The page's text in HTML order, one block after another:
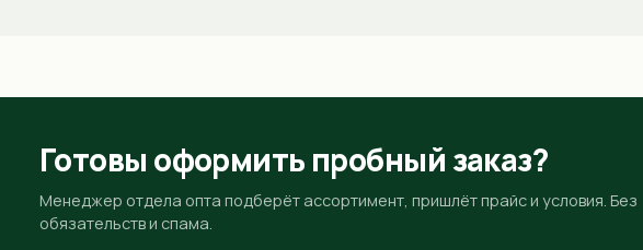
Готовы оформить пробный заказ?
Менеджер отдела опта подберёт ассортимент, пришлёт прайс и условия. Без
обязательств и спама.